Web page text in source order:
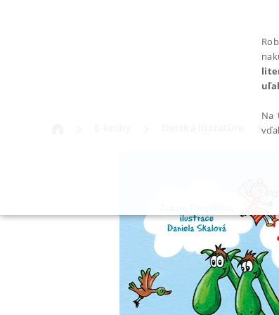
Na
Nevyhnutné súbory cookie umožňujú základné